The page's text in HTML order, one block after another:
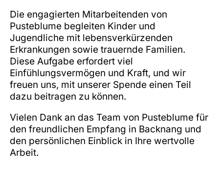
Die engagierten Mitarbeitenden von
Pusteblume begleiten Kinder und
Jugendliche mit lebensverkürzenden
Erkrankungen sowie trauernde Familien.
Diese Aufgabe erfordert viel
Einfühlungsvermögen und Kraft, und wir
freuen uns, mit unserer Spende einen Teil
dazu beitragen zu können.
Vielen Dank an das Team von Pusteblume für
den freundlichen Empfang in Backnang und
den persönlichen Einblick in Ihre wertvolle
Arbeit.